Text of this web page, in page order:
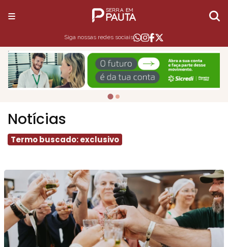
Siga nossas redes sociais
Notícias
Termo buscado: exclusivo